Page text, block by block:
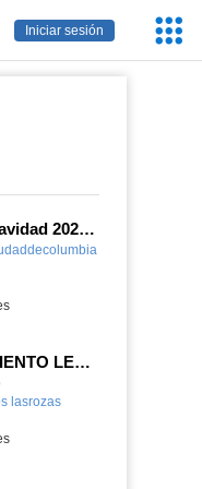
Iniciar sesión
Festival de Navidad 2025-26 - Infantil 4 años
HERMANAMIENTO LECTOR de 4ºC con INFANTIL 4 años A_CEIP FDLR_Las Rozas
lasrozas-